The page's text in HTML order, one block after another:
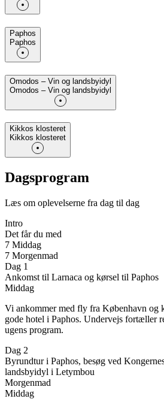
Paphos
Paphos
Omodos – Vin og landsbyidyl
Omodos – Vin og landsbyidyl
Kikkos klosteret
Kikkos klosteret
Dagsprogram
Læs om oplevelserne fra dag til dag
Intro
Det får du med
7 Middag
7 Morgenmad
Dag 1
Ankomst til Larnaca og kørsel til Paphos
Middag
Vi ankommer med fly fra København og
gode hotel i Paphos. Undervejs fortæller
ugens program.
Dag 2
Byrundtur i Paphos, besøg ved
landsbyidyl i Letymbou
Morgenmad
Middag